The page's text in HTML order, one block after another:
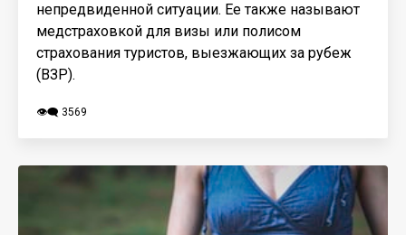
непредвиденной ситуации. Ее также называют
медстраховкой для визы или полисом
страхования туристов, выезжающих за рубеж
(ВЗР).
👁️‍🗨️ 3569